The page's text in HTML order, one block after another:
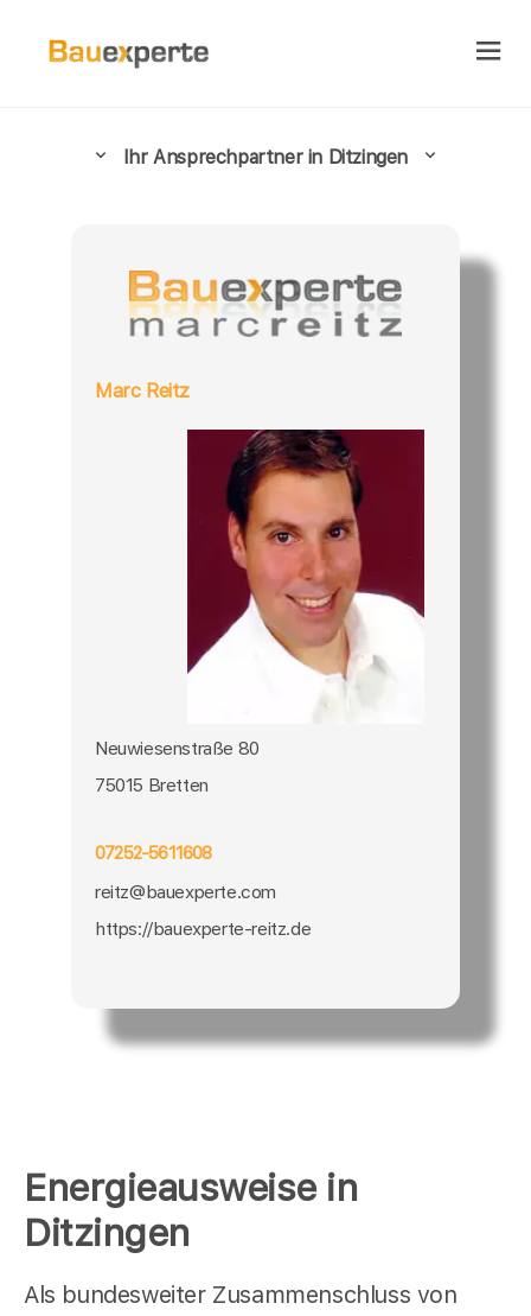
Energieausweise in
Ditzingen
Als bundesweiter Zusammenschluss von
Ihr Ansprechpartner in Ditzingen
Marc Reitz
Neuwiesenstraße 80
75015 Bretten
07252-5611608
reitz@bauexperte.com
https://bauexperte-reitz.de